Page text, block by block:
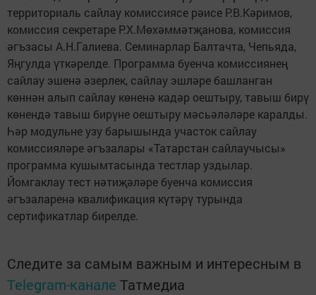
территориаль сайлау комиссиясе рәисе Р.В.Кәримов,
комиссия секретаре Р.Х.Мөхәммәтҗанова, комиссия
әгъзасы А.Н.Галиева. Семинарлар Балтачта, Чепьяда,
Яңгулда үткәрелде. Программа буенча комиссиянең
сайлау эшенә әзерлек, сайлау эшләре башланган
көннән алып сайлау көненә кадәр оештыру, тавыш бирү
көнендә тавыш бирүне оештыру мәсьәләләре каралды.
Һәр модульне узу барышында участок сайлау
комиссияләре әгъзалары «Татарстан сайлаучысы»
программа кушымтасында тестлар уздылар.
Йомгаклау тест нәтиҗәләре буенча комиссия
әгъзаларенә квалификация күтәрү турында
сертификатлар бирелде.
Следите за самым важным и интересным в
Telegram-канале Татмедиа